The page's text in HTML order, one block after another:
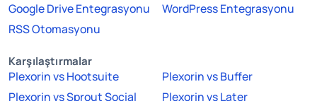
Google Drive Entegrasyonu
WordPress Entegrasyonu
RSS Otomasyonu
Karşılaştırmalar
Plexorin vs Hootsuite
Plexorin vs Buffer
Plexorin vs Sprout Social
Plexorin vs Later